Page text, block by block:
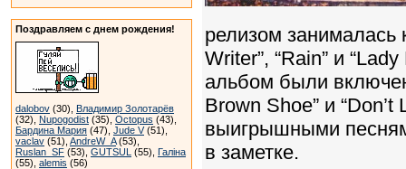
Поздравляем с днем рождения!
dalobov (30), Владимир Золотарёв
(32), Nupogodist (35), Octopus (43),
Бардина Мария (47), Jude V(51),
vaclav (51), AndreW_A(53),
Ruslan_SF (53), GUTSUL (55), Галіна
(55), alemis (56)
релизом занималась
Writer”, “Rain” и
альбом были
Brown Shoe” и
выигрышными
в заметке.